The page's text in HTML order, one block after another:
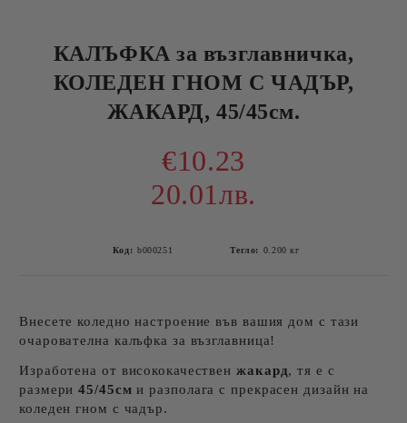
КАЛЪФКА за възглавничка,
КОЛЕДЕН ГНОМ С ЧАДЪР,
ЖАКАРД, 45/45см.
€10.23
20.01лв.
Код: b000251 Тегло: 0.200 кг
Внесете коледно настроение във вашия дом с тази
очарователна калъфка за възглавница!
Изработена от висококачествен жакард, тя е с
размери45/45см и разполага с прекрасен дизайн на
коледен гном с чадър.